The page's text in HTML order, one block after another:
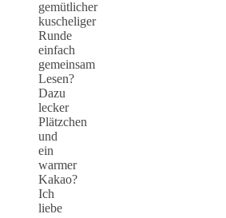
gemütlicher
kuscheliger
Runde
einfach
gemeinsam
Lesen?
Dazu
lecker
Plätzchen
und
ein
warmer
Kakao?
Ich
liebe